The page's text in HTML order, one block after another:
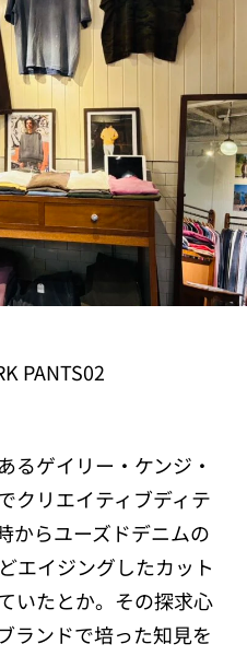
PANTS02
るゲイリー・ケンジ・
クリエイティブディテ
からユーズドデニムの
エイジングしたカット
いたとか。その探求心
ランドで培った知見を